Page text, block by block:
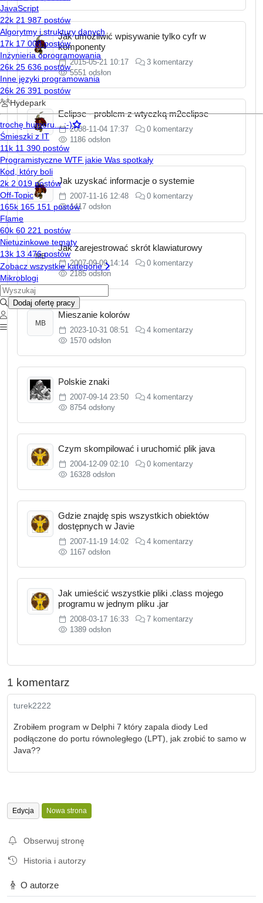
Jak umożliwić wpisywanie tylko cyfr w
komponenty
2015-05-21 10:17
3 komentarzy
5551 odsłon
Eclipse - problem z wtyczką m2eclipse
2008-11-04 17:37
0 komentarzy
1186 odsłon
Jak uzyskać informacje o systemie
2007-11-16 12:48
0 komentarzy
1417 odsłon
MB
Jak zarejestrować skrót klawiaturowy
2007-09-09 14:14
0 komentarzy
2185 odsłon
MB
Mieszanie kolorów
2023-10-31 08:51
4 komentarzy
1570 odsłon
Polskie znaki
2007-09-14 23:50
4 komentarzy
8754 odsłony
Czym skompilować i uruchomić plik java
2004-12-09 02:10
0 komentarzy
16328 odsłon
Gdzie znajdę spis wszystkich obiektów
dostępnych w Javie
2007-11-19 14:02
4 komentarzy
1167 odsłon
Jak umieścić wszystkie pliki .class mojego
programu w jednym pliku .jar
2008-03-17 16:33
7 komentarzy
1389 odsłon
1 komentarz
turek2222
Zrobiłem program w Delphi 7 który zapala diody Led
podłączone do portu równoległego (LPT), jak zrobić to samo w
Java??
Edycja Nowa strona
Obserwuj stronę
Historia i autorzy
O autorze